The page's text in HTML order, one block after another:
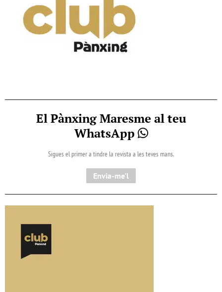
El Pànxing Maresme al teu
WhatsApp
Sigues el primer a tindre la revista a les teves mans.
Envia-me'l